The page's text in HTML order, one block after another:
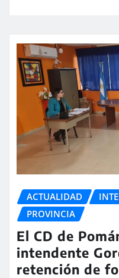
ACTUALIDAD
PROVINCIA
El CD de
intendente
retención de